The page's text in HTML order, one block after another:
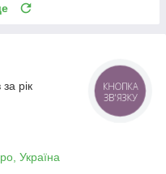
рік
Україна
КНОПКА
ЗВ'ЯЗКУ